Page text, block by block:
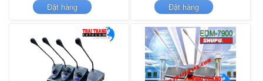
Đặt hàng Đặt hàng